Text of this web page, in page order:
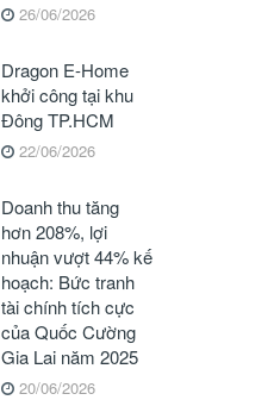
26/06/2026
Dragon E-Home
khởi công tại khu
Đông TP.HCM
22/06/2026
Doanh thu tăng
hơn 208%, lợi
nhuận vượt 44% kế
hoạch: Bức tranh
tài chính tích cực
của Quốc Cường
Gia Lai năm 2025
20/06/2026